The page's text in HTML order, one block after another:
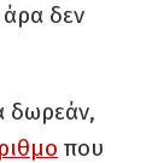
άρα δεν
δωρεάν,
που